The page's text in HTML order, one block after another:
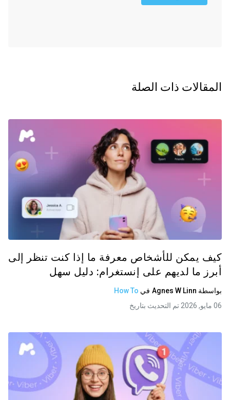
المقالات ذات الصلة
كيف يمكن للأشخاص معرفة ما إذا كنت تنظر إلى
أبرز ما لديهم على إنستغرام: دليل سهل
بواسطة Agnes W Linn في How To
06 مايو, 2026 تم التحديث بتاريخ